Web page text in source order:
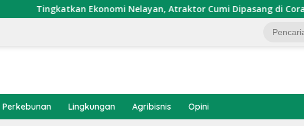
Tingkatkan Ekonomi Nelayan, Atraktor Cumi Dipasang di Coral
Perkebunan Lingkungan Agribisnis Opini